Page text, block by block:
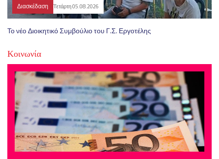
Διασκέδαση Τετάρτη 05.08.2026
Το νέο Διοικητικό Συμβούλιο του Γ.Σ. Εργοτέλης
Κοινωνία